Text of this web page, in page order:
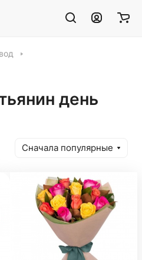
день
Сначала популярные